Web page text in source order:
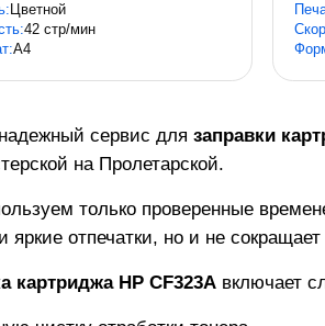
Цветной
42 стр/мин
A4
сервис для заправки
на Пролетарской.
только проверенные
яркие отпечатки, но и не
картриджа HP CF323A включает